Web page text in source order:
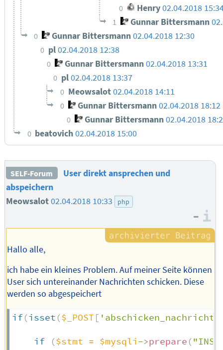
0 Henry02.04.2018
1 Gunnar Bittersmann
0 Gunnar Bittersmann 02.04.2018 12:30
0 pl02.04.2018 12:38
0 Gunnar Bittersmann02.04.2018 13:31
0 pl02.04.2018 13:37
0 Meowsalot02.04.2018 14:11
0 Gunnar Bittersmann02.04.2018 18:12
0 Gunnar Bittersmann 02.04.2018
0 beatovich02.04.2018 15:00
SELF-Forum
User direkt ansprechen und
abspeichern
Meowsalot02.04.2018 10:33 php
–
Hallo alle,
ich habe ein kleines Problem. Auf meiner Seite können
User sich untereinander Nachrichten schicken. Diese
werden so abgespeichert
if(isset ($_POST [ 'abschicken_nachricht'
if ($stmt = $mysqli->prepare (